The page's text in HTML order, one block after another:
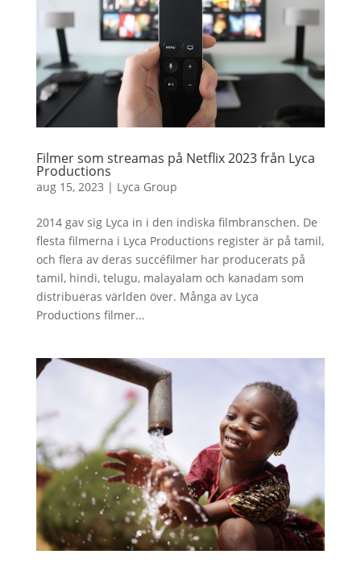
Filmer som streamas på Netflix 2023 från Lyca
Productions
aug 15, 2023 | Lyca Group
2014 gav sig Lyca in i den indiska filmbranschen. De
flesta filmerna i Lyca Productions register är på tamil,
och flera av deras succéfilmer har producerats på
tamil, hindi, telugu, malayalam och kanadam som
distribueras världen över. Många av Lyca
Productions filmer...